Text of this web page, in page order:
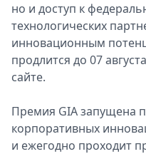
но и доступ к
технологических
инновационным
продлится до 07
сайте.
Премия GIA запущена
корпоративных
и ежегодно проходит